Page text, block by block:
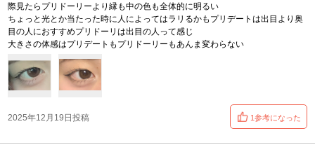
際見たらプリドーリーより縁も中の色も全体的に明るい
ちょっと光とか当たった時に人によってはラリるかもプリデートは出目より奥
目の人におすすめプリドーリは出目の人って感じ
大きさの体感はプリデートもプリドーリーもあんま変わらない
2025年12月19日投稿 1参考になった